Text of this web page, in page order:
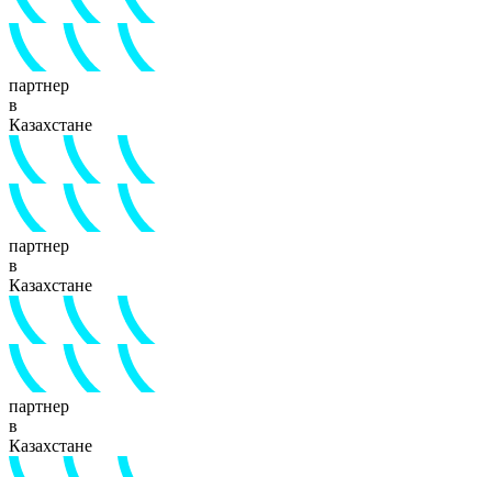
партнер
в
Казахстане
партнер
в
Казахстане
партнер
в
Казахстане